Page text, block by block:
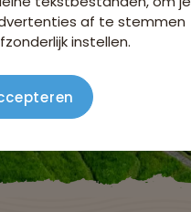
af te stemmen
instellen.